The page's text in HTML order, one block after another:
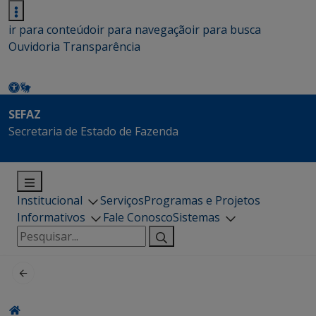
ir para conteúdoir para navegaçãoir para busca
Ouvidoria Transparência
SEFAZ
Secretaria de Estado de Fazenda
Institucional ServiçosProgramas e Projetos
Informativos
Fale ConoscoSistemas
Pesquisar
por: